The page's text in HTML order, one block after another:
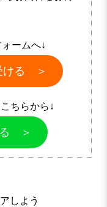
ームへ↓
ける ＞
ちらから↓
る ＞
しよう